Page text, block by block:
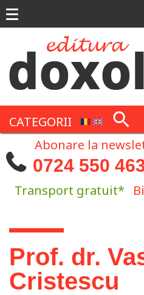
CATEGORII
Abonare la
0724 550
Transport gratuit*
Eşti aici
Prof. dr.
Cristescu